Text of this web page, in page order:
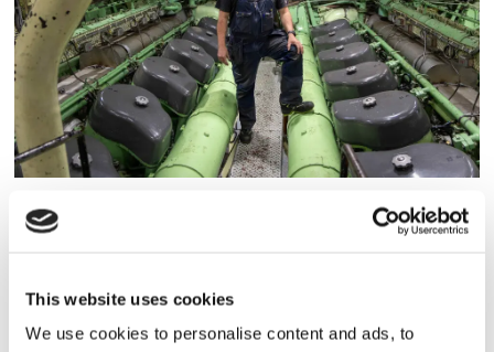
This website uses cookies
We use cookies to personalise content and ads, to
Roger Pettersson har arbetat som maskinchef på
Atle sedan 2016. Foto: Christopher Kullenberg
Precis som många andra ombord trivs